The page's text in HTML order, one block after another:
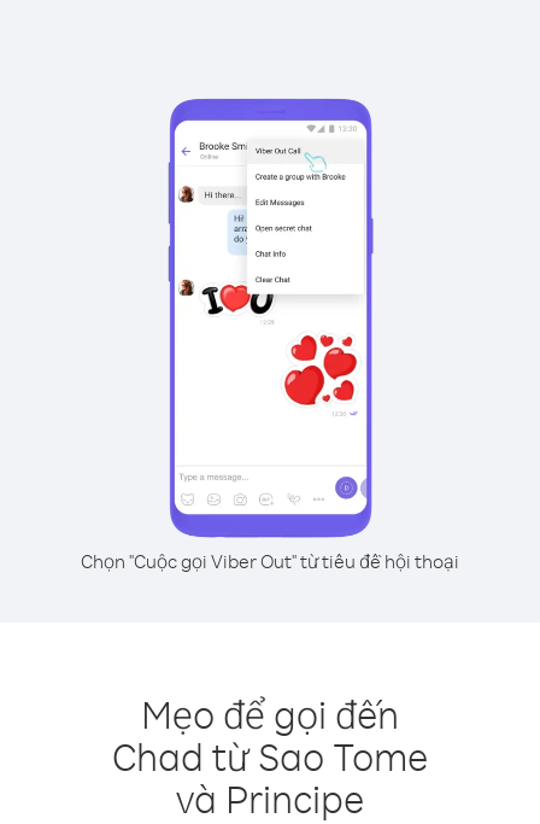
Chọn "Cuộc gọi Viber Out" từ tiêu đề hội thoại
Mẹo để gọi đến
Chad từ Sao Tome
và Principe